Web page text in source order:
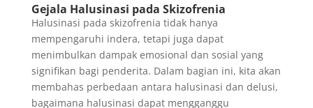
Gejala Halusinasi pada Skizofrenia
Halusinasi pada skizofrenia tidak hanya
mempengaruhi indera, tetapi juga dapat
menimbulkan dampak emosional dan sosial yang
signifikan bagi penderita. Dalam bagian ini, kita akan
membahas perbedaan antara halusinasi dan delusi,
bagaimana halusinasi dapat mengganggu